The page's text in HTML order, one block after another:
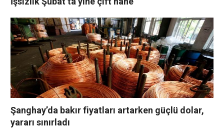
Şanghay’da bakır fiyatları artarken güçlü dolar,
yararı sınırladı